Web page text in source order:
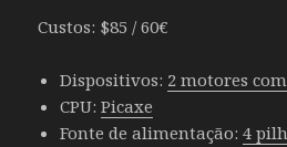
Custos: $85 / 60€
Dispositivos: 2 motores
CPU:Picaxe
Fonte de alimentação:4